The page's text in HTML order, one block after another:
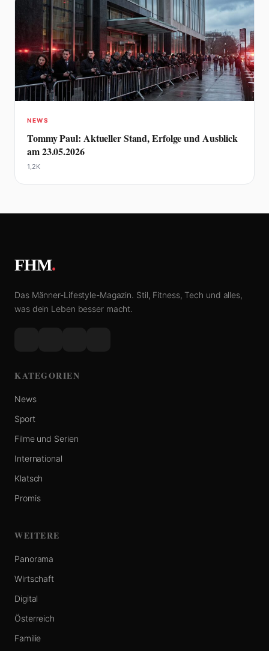
NEWS
Tommy Paul: Aktueller Stand, Erfolge und Ausblick
am 23.05.2026
1,2K
FHM.
Das Männer-Lifestyle-Magazin. Stil, Fitness, Tech und alles,
was dein Leben besser macht.
KATEGORIEN
News
Sport
Filme und Serien
International
Klatsch
Promis
WEITERE
Panorama
Wirtschaft
Digital
Österreich
Familie